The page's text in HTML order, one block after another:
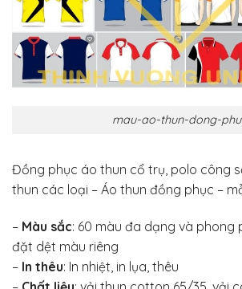
mau-ao-thun-dong-
Đồng phục áo thun cổ trụ, polo công
thun các loại – Áo thun đồng phục –
– Màu sắc: 60 màu đa dạng và phong
đặt dệt màu riêng
– In thêu: In nhiệt, in lụa, thêu